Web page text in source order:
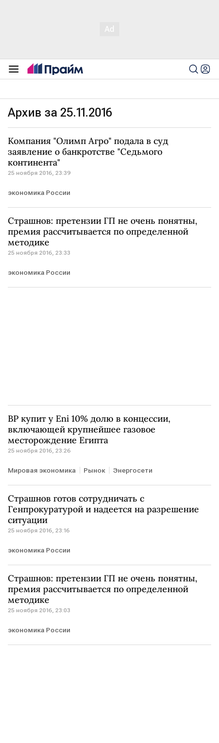
Архив за 25.11.2016
Компания "Олимп Агро" подала в суд
заявление о банкротстве "Седьмого
континента"
25 ноября 2016, 23:39
экономика России
Страшнов: претензии ГП не очень понятны,
премия рассчитывается по определенной
методике
25 ноября 2016, 23:33
экономика России
BP купит у Eni 10% долю в концессии,
включающей крупнейшее газовое
месторождение Египта
25 ноября 2016, 23:26
Мировая экономика Рынок Энергосети
Страшнов готов сотрудничать с
Генпрокуратурой и надеется на разрешение
ситуации
25 ноября 2016, 23:16
экономика России
Страшнов: претензии ГП не очень понятны,
премия рассчитывается по определенной
методике
25 ноября 2016, 23:03
экономика России